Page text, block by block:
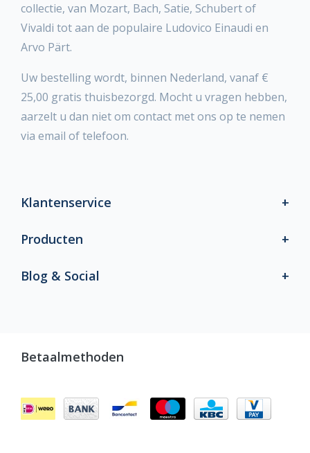
collectie, van Mozart, Bach, Satie, Schubert of
Vivaldi tot aan de populaire Ludovico Einaudi en
Arvo Pärt.
Uw bestelling wordt, binnen Nederland, vanaf €
25,00 gratis thuisbezorgd. Mocht u vragen hebben,
aarzelt u dan niet om contact met ons op te nemen
via email of telefoon.
Klantenservice
Producten
Blog & Social
Betaalmethoden